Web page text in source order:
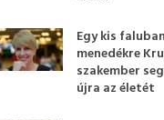
Egy kis
menedékre
szakember
újra az életét